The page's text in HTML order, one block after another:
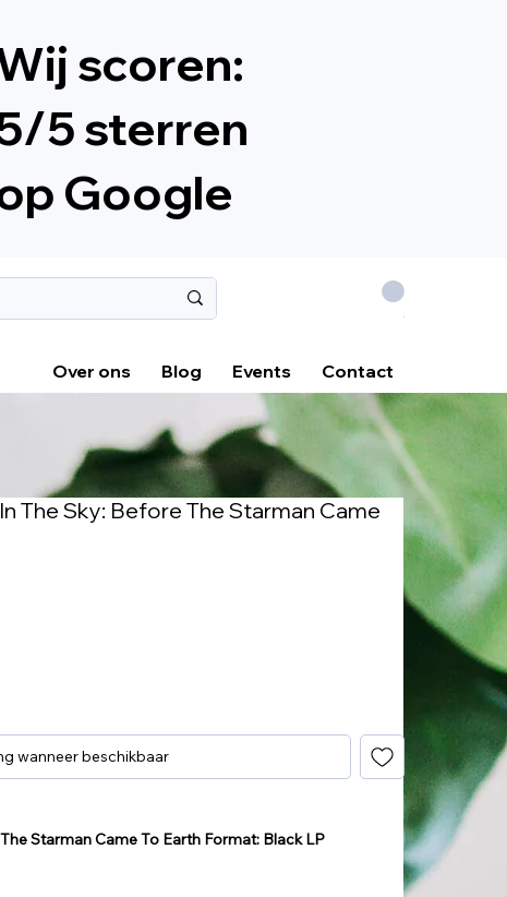
scoren:
5 sterren
Google
.
Over ons Blog Events Contact
The Sky: Before The Starman Came
wanneer beschikbaar
Starman Came To Earth Format: Black LP